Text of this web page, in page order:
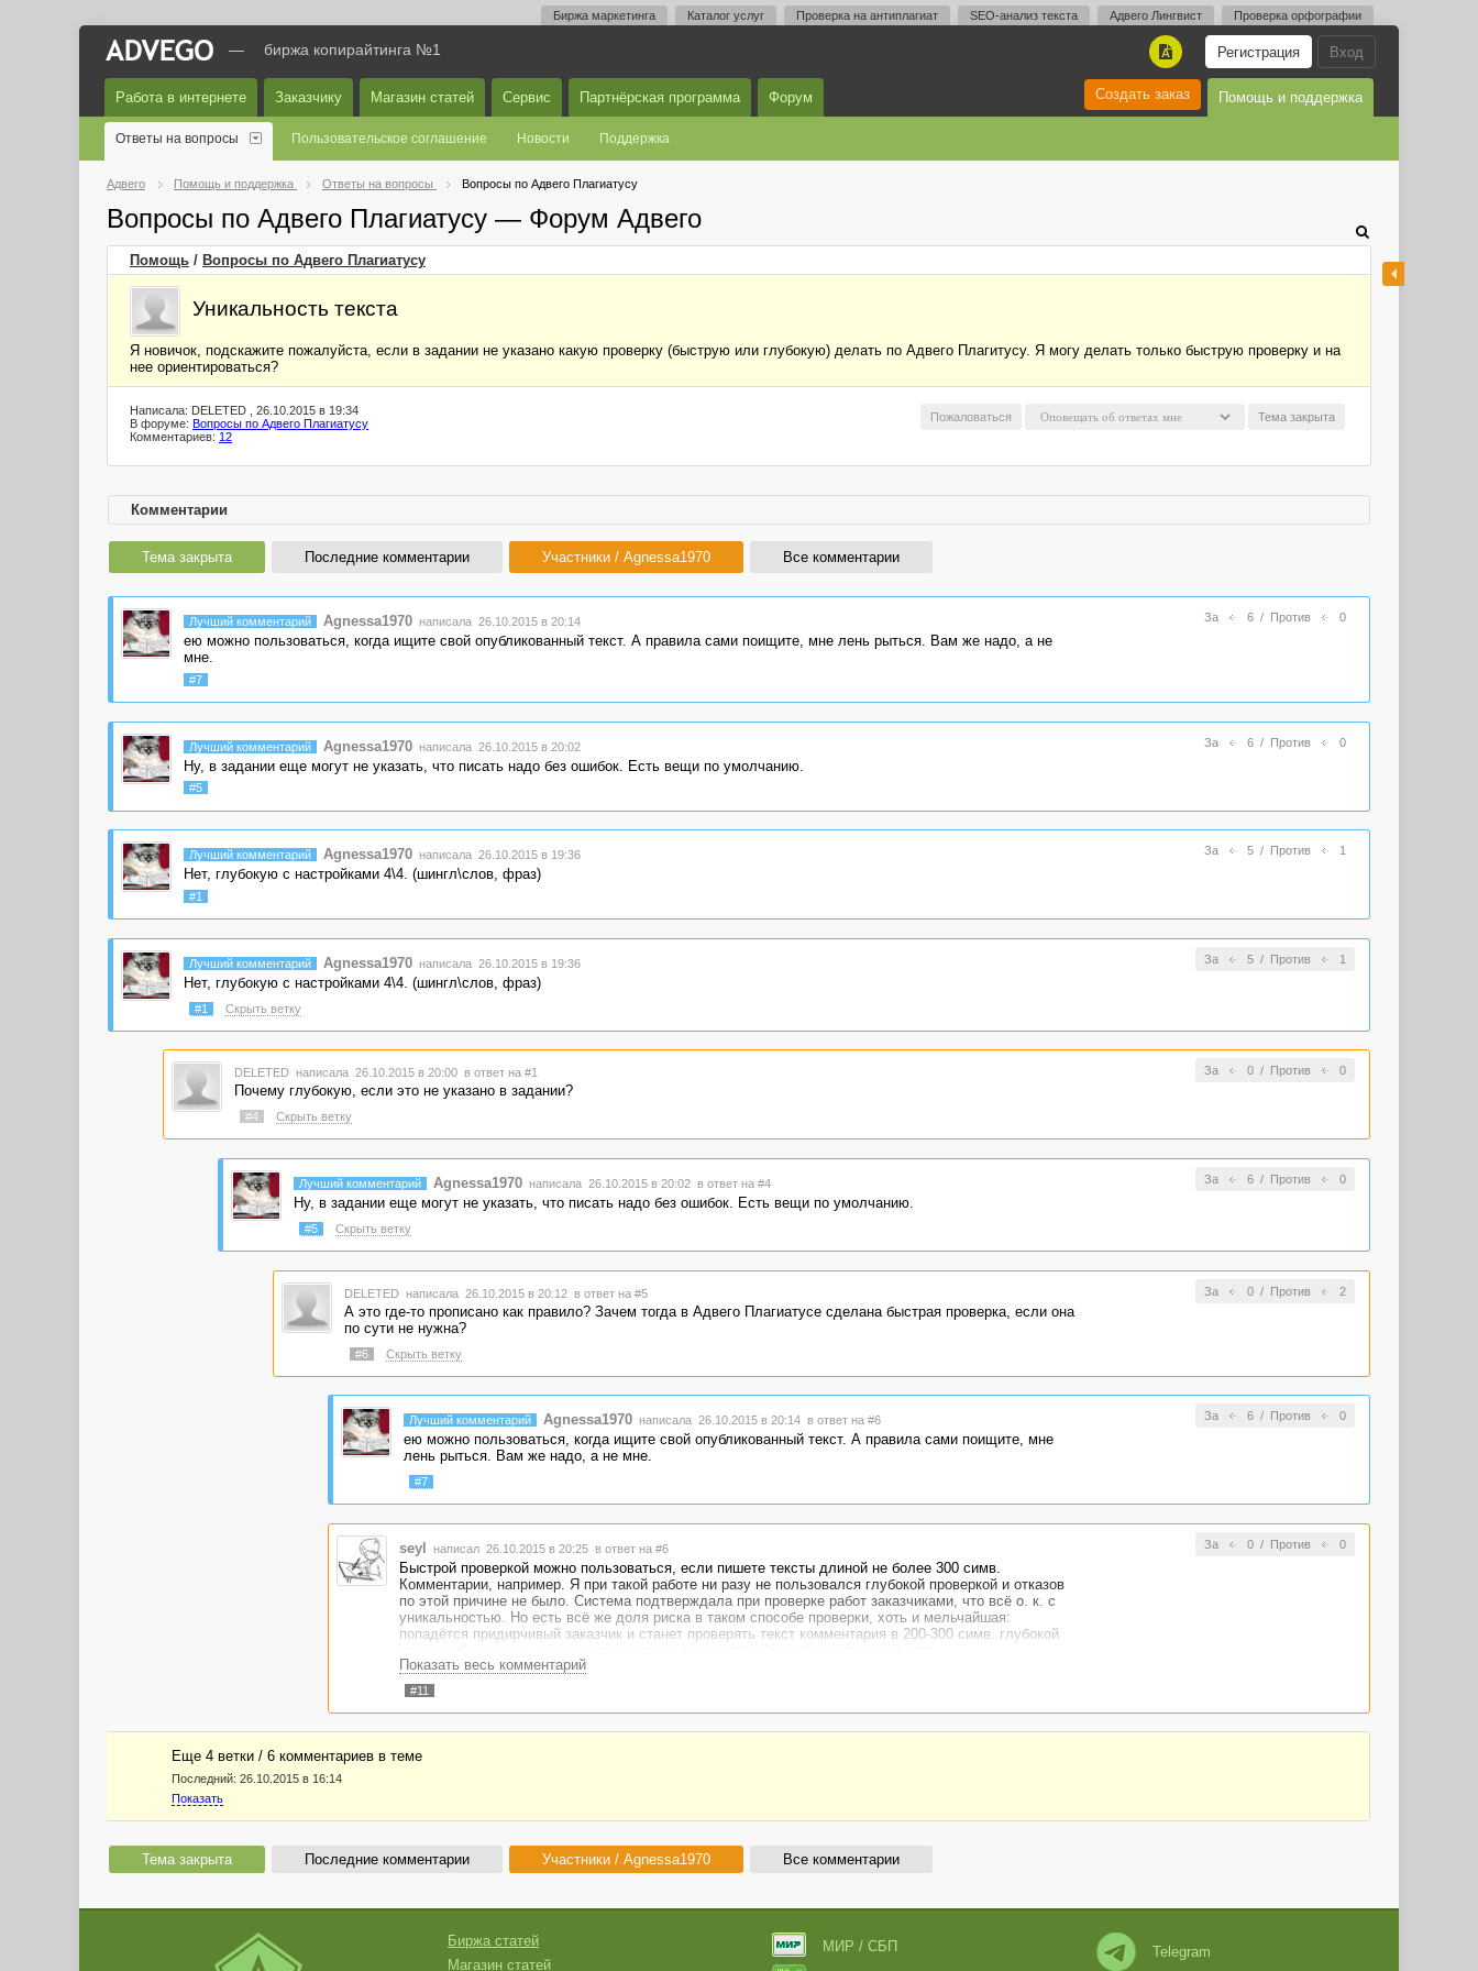
Биржа маркетинга Каталог услуг Проверка на антиплагиат SEO-анализ текста Адвего Лингвист Проверка орфографии
Вход
Регистрация
A
— биржа копирайтинга №1
Работа в интернете Заказчику Магазин статей Сервис Партнёрская программа Форум Помощь и поддержка
Создать заказ
Ответы на вопросы Пользовательское соглашение Новости Поддержка
Адвего Помощь и поддержка Ответы на вопросы Вопросы по Адвего Плагиатусу
Вопросы по Адвего Плагиатусу — Форум Адвего
Помощь / Вопросы по Адвего Плагиатусу
Уникальность текста
Я новичок, подскажите пожалуйста, если в задании не указано какую проверку (быструю или глубокую) делать по Адвего Плагитусу. Я могу делать только быструю проверку и на
нее ориентироваться?
Тема закрыта
Пожаловаться
Написала: DELETED , 26.10.2015 в 19:34
В форуме: Вопросы по Адвего Плагиатусу
Комментариев: 12
Комментарии
Тема закрыта Последние комментарии Участники / Agnessa1970 Все комментарии
За 6/ Против 0
Лучший комментарий Agnessa1970 написала 26.10.2015 в 20:14
ею можно пользоваться, когда ищите свой опубликованный текст. А правила сами поищите, мне лень рыться. Вам же надо, а не
мне.
#7
За 6/ Против 0
Лучший комментарий Agnessa1970 написала 26.10.2015 в 20:02
Ну, в задании еще могут не указать, что писать надо без ошибок. Есть вещи по умолчанию.
#5
За 5/ Против 1
Лучший комментарий Agnessa1970 написала 26.10.2015 в 19:36
Нет, глубокую с настройками 4\4. (шингл\слов, фраз)
#1
За 5/ Против 1
Лучший комментарий Agnessa1970 написала 26.10.2015 в 19:36
Нет, глубокую с настройками 4\4. (шингл\слов, фраз)
#1 Скрыть ветку
За 0/ Против 0
DELETED написала 26.10.2015 в 20:00 в ответ на #1
Почему глубокую, если это не указано в задании?
#4 Скрыть ветку
За 6/ Против 0
Лучший комментарий Agnessa1970 написала 26.10.2015 в 20:02 в ответ на #4
Ну, в задании еще могут не указать, что писать надо без ошибок. Есть вещи по умолчанию.
#5 Скрыть ветку
За 0/ Против 2
DELETED написала 26.10.2015 в 20:12 в ответ на #5
А это где-то прописано как правило? Зачем тогда в Адвего Плагиатусе сделана быстрая проверка, если она
по сути не нужна?
#6 Скрыть ветку
За 6/ Против 0
Лучший комментарий Agnessa1970 написала 26.10.2015 в 20:14 в ответ на #6
ею можно пользоваться, когда ищите свой опубликованный текст. А правила сами поищите, мне
лень рыться. Вам же надо, а не мне.
#7
За 0/ Против 0
seyl написал 26.10.2015 в 20:25 в ответ на #6
Быстрой проверкой можно пользоваться, если пишете тексты длиной не более 300 симв.
Комментарии, например. Я при такой работе ни разу не пользовался глубокой проверкой и отказов
по этой причине не было. Система подтверждала при проверке работ заказчиками, что всё о. к. с
уникальностью. Но есть всё же доля риска в таком способе проверки, хоть и мельчайшая:
попадётся придирчивый заказчик и станет проверять текст комментария в 200-300 симв. глубокой
Показать весь комментарий
#11
Еще 4 ветки / 6 комментариев в темe
Последний: 26.10.2015 в 16:14
Показать
Тема закрыта Последние комментарии Участники / Agnessa1970 Все комментарии
Биржа статей
Магазин статей
МИР / СБП
Telegram